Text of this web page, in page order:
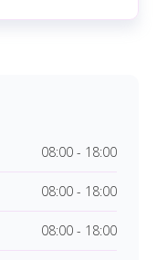
08:00 - 18:00
08:00 - 18:00
08:00 - 18:00